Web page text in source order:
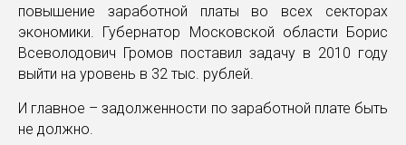
повышение заработной платы во всех секторах
экономики. Губернатор Московской области Борис
Всеволодович Громов поставил задачу в 2010 году
выйти на уровень в 32 тыс. рублей.
И главное – задолженности по заработной плате быть
не должно.